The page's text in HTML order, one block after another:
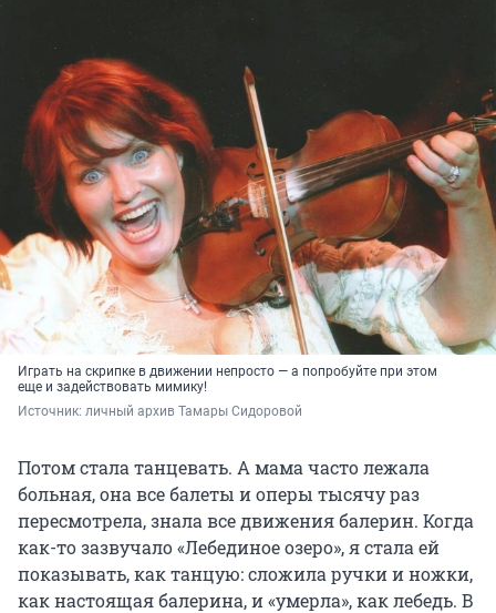
Играть на скрипке в движении непросто — а попробуйте при этом
еще и задействовать мимику!
Источник: личный архив Тамары Сидоровой
Потом стала танцевать. А мама часто лежала
больная, она все балеты и оперы тысячу раз
пересмотрела, знала все движения балерин. Когда
как-то зазвучало «Лебединое озеро», я стала ей
показывать, как танцую: сложила ручки и ножки,
как настоящая балерина, и «умерла», как лебедь. В